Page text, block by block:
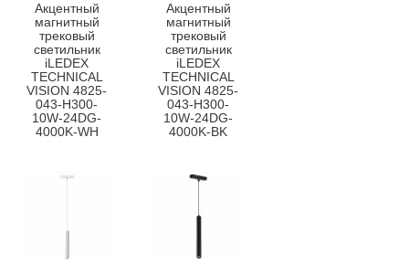
Акцентный
магнитный
трековый
светильник
iLEDEX
TECHNICAL
VISION 4825-
043-H300-
10W-24DG-
4000K-WH
Акцентный
магнитный
трековый
светильник
iLEDEX
TECHNICAL
VISION 4825-
043-H300-
10W-24DG-
4000K-BK